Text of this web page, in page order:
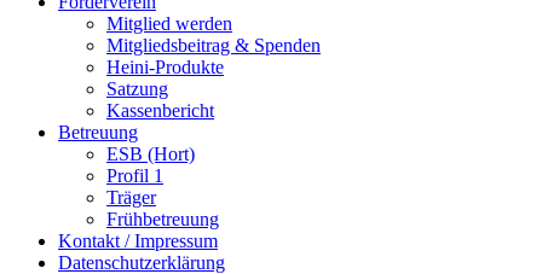
Mitglied werden
Mitgliedsbeitrag & Spenden
Heini-Produkte
Satzung
Kassenbericht
Betreuung
ESB (Hort)
Profil 1
Träger
Frühbetreuung
Kontakt / Impressum
Datenschutzerklärung